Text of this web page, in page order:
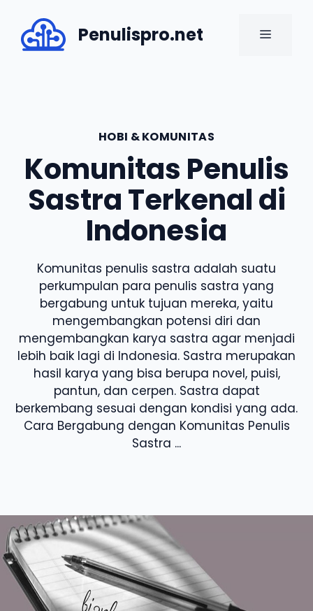
content
Penulispro.net MENU
HOBI & KOMUNITAS
Komunitas Penulis
Sastra Terkenal di
Indonesia
Komunitas penulis sastra adalah suatu
perkumpulan para penulis sastra yang
bergabung untuk tujuan mereka, yaitu
mengembangkan potensi diri dan
mengembangkan karya sastra agar menjadi
lebih baik lagi di Indonesia. Sastra merupakan
hasil karya yang bisa berupa novel, puisi,
pantun, dan cerpen. Sastra dapat
berkembang sesuai dengan kondisi yang ada.
Cara Bergabung dengan Komunitas Penulis
Sastra ...